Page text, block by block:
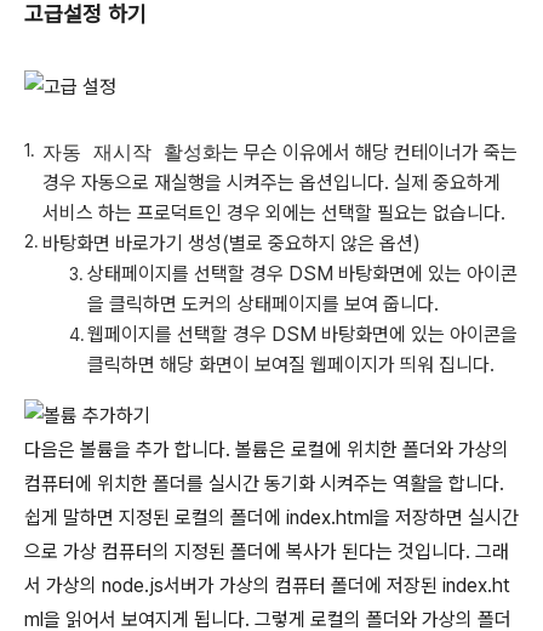
고급설정 하기
자동 재시작 활성화는 무슨 이유에서 해당 컨테이너가 죽는
경우 자동으로 재실행을 시켜주는 옵션입니다. 실제 중요하게
서비스 하는 프로덕트인 경우 외에는 선택할 필요는 없습니다.
바탕화면 바로가기 생성(별로 중요하지 않은 옵션)
상태페이지를 선택할 경우 DSM 바탕화면에 있는 아이콘
을 클릭하면 도커의 상태페이지를 보여 줍니다.
웹페이지를 선택할 경우 DSM 바탕화면에 있는 아이콘을
클릭하면 해당 화면이 보여질 웹페이지가 띄워 집니다.
다음은 볼륨을 추가 합니다. 볼륨은 로컬에 위치한 폴더와 가상의
컴퓨터에 위치한 폴더를 실시간 동기화 시켜주는 역활을 합니다.
쉽게 말하면 지정된 로컬의 폴더에 index.html을 저장하면 실시간
으로 가상 컴퓨터의 지정된 폴더에 복사가 된다는 것입니다. 그래
서 가상의 node.js서버가 가상의 컴퓨터 폴더에 저장된 index.ht
ml을 읽어서 보여지게 됩니다. 그렇게 로컬의 폴더와 가상의 폴더